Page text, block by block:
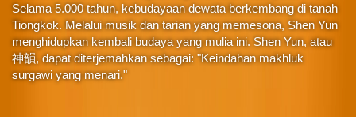
Selama 5.000 tahun, kebudayaan dewata berkembang di tanah
Tiongkok. Melalui musik dan tarian yang memesona, Shen Yun
menghidupkan kembali budaya yang mulia ini. Shen Yun, atau
神韻, dapat diterjemahkan sebagai: "Keindahan makhluk
surgawi yang menari."